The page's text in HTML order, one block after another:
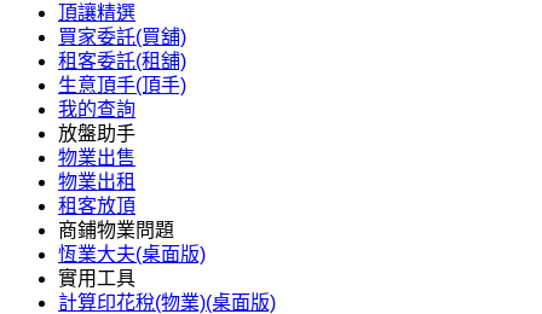
頂讓精選
買家委託(買舖)
租客委託(租舖)
生意頂手(頂手)
我的查詢
放盤助手
物業出售
物業出租
租客放頂
商鋪物業問題
恆業大夫(桌面版)
實用工具
計算印花稅(物業)(桌面版)